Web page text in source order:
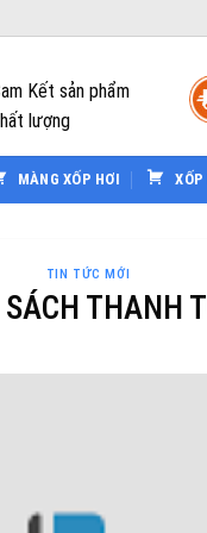
Kết sản phẩm
lượng
MÀNG XỐP HƠI XỐP
TIN TỨC MỚI
THANH